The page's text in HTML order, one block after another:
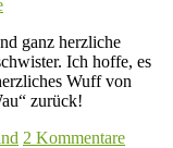
ganz herzliche
Ich hoffe, es
Wuff von
zurück!
2 Kommentare